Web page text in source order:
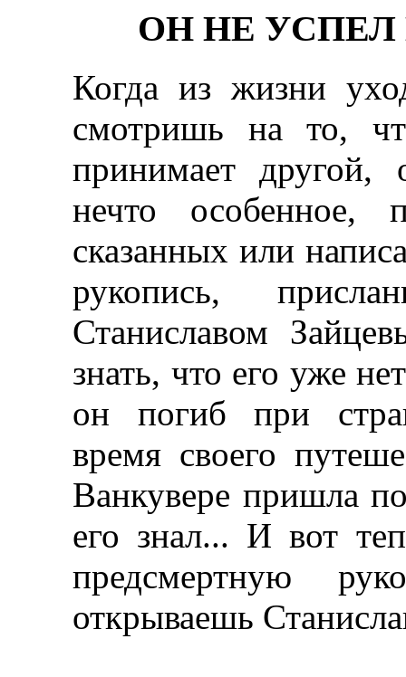
ОН НЕ
Когда из жизни
смотришь на то,
принимает
нечто особенное,
сказанных или
рукопись,
Станиславом
знать, что его уже
он погиб при
время своего
Ванкувере пришла
его знал... И вот
предсмертную
открываешь